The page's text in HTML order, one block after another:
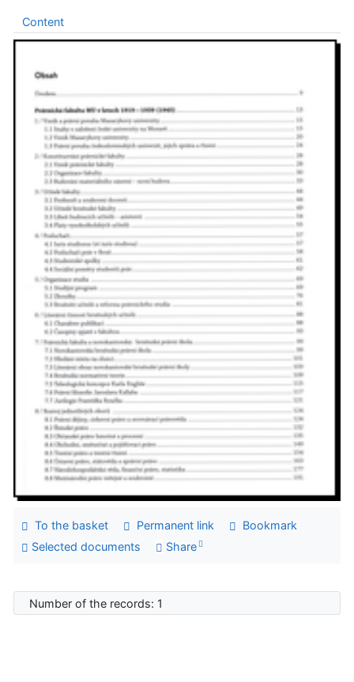
Content
To the basket Permanent link
Bookmark
Selected documents
Share
Number of the records: 1